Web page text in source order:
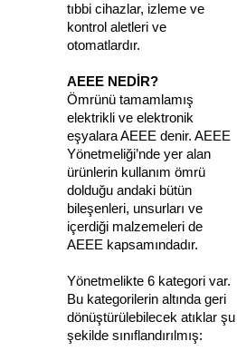
tıbbi cihazlar, izleme ve
kontrol aletleri ve
otomatlardır.
AEEE NEDİR?
Ömrünü tamamlamış
elektrikli ve elektronik
eşyalara AEEE denir. AEEE
Yönetmeliği’nde yer alan
ürünlerin kullanım ömrü
dolduğu andaki bütün
bileşenleri, unsurları ve
içerdiği malzemeleri de
AEEE kapsamındadır.
Yönetmelikte 6 kategori var.
Bu kategorilerin altında geri
dönüştürülebilecek atıklar şu
şekilde sınıflandırılmış: